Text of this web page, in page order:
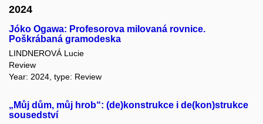
2024
Jóko Ogawa: Profesorova milovaná rovnice.
Poškrábaná gramodeska
LINDNEROVÁ Lucie
Review
Year: 2024, type: Review
„Můj dům, můj hrob“: (de)konstrukce i de(kon)strukce
sousedství